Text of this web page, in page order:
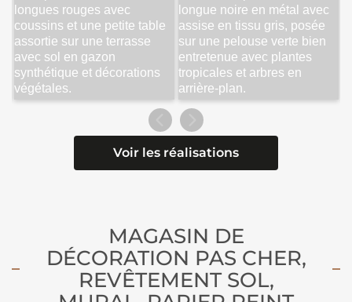
Voir les réalisations
MAGASIN DE
DÉCORATION PAS CHER,
REVÊTEMENT SOL,